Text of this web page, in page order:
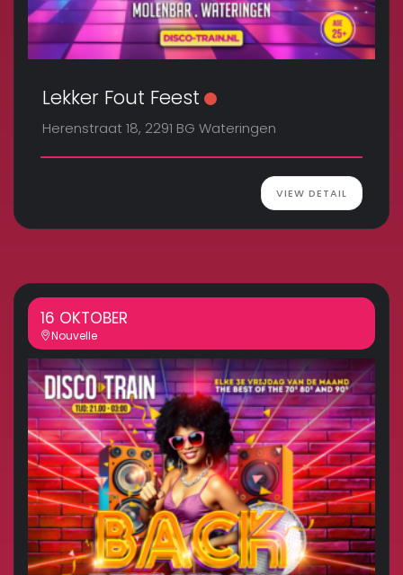
Lekker Fout Feest
Herenstraat 18, 2291 BG Wateringen
VIEW DETAIL
16 OKTOBER
Nouvelle